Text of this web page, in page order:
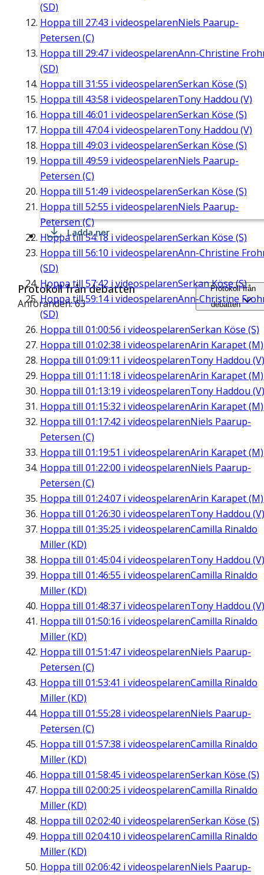
(SD)
Hoppa till 27:43 i videospelarenNiels Paarup-
Petersen (C)
Hoppa till 29:47 i videospelarenAnn-Christine
(SD)
Hoppa till 31:55 i videospelarenSerkan Köse (S)
Hoppa till 43:58 i videospelarenTony Haddou (V)
Hoppa till 46:01 i videospelarenSerkan Köse (S)
Hoppa till 47:04i videospelarenTony Haddou (V)
Hoppa till 49:03 i videospelarenSerkan Köse (S)
Hoppa till 49:59 i videospelarenNiels Paarup-
Petersen (C)
Hoppa till 51:49 i videospelarenSerkan Köse (S)
Hoppa till 52:55 i videospelarenNiels Paarup-
Petersen (C)
Hoppa till54:18 i videospelarenSerkan Köse (S)
Hoppa till 56:10 i videospelarenAnn-Christine
(SD)
Hoppa till 57:42 i videospelarenSerkan Köse (S)
Hoppa till59:14i videospelarenAnn-Christine
(SD)
Hoppa till 01:00:56 i videospelarenSerkan Köse (S)
Hoppa till 01:02:38 i videospelarenArin Karapet (M)
Hoppa till 01:09:11 i videospelarenTony Haddou (V)
Hoppa till 01:11:18 i videospelarenArin Karapet (M)
Hoppa till 01:13:19 i videospelarenTony Haddou (V)
Hoppa till 01:15:32 i videospelarenArin Karapet (M)
Hoppa till 01:17:42 i videospelarenNiels Paarup-
Petersen (C)
Hoppa till 01:19:51 i videospelarenArin Karapet (M)
Hoppa till 01:22:00 i videospelarenNiels Paarup-
Petersen (C)
Hoppa till 01:24:07 i videospelarenArin Karapet (M)
Hoppa till 01:26:30 i videospelarenTony Haddou (V)
Hoppa till 01:35:25 i videospelarenCamilla Rinaldo
Miller (KD)
Hoppa till 01:45:04i videospelarenTony Haddou (V)
Hoppa till 01:46:55 i videospelarenCamilla Rinaldo
Miller (KD)
Hoppa till 01:48:37 i videospelarenTony Haddou (V)
Hoppa till 01:50:16 i videospelarenCamilla Rinaldo
Miller (KD)
Hoppa till 01:51:47 i videospelarenNiels Paarup-
Petersen (C)
Hoppa till 01:53:41 i videospelarenCamilla Rinaldo
Miller (KD)
Hoppa till 01:55:28 i videospelarenNiels Paarup-
Petersen (C)
Hoppa till 01:57:38 i videospelarenCamilla Rinaldo
Miller (KD)
Hoppa till 01:58:45 i videospelarenSerkan Köse (S)
Hoppa till 02:00:25 i videospelarenCamilla Rinaldo
Miller (KD)
Hoppa till 02:02:40 i videospelarenSerkan Köse (S)
Hoppa till 02:04:10 i videospelarenCamilla Rinaldo
Miller (KD)
Hoppa till 02:06:42 i videospelarenNiels Paarup-
Ladda ner
Protokoll från debatten
Anföranden: 63
Protokoll från
debatten